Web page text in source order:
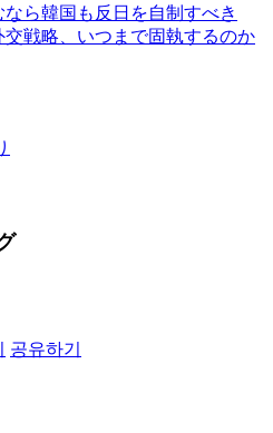
なら韓国も反日を自制すべき
交戦略、いつまで固執するのか
공유하기